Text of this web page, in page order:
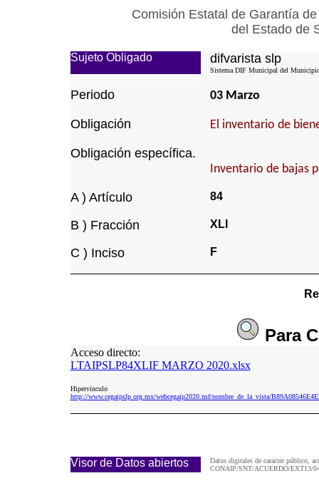
Comisión Estatal de Garantía
del Estado de
Sujeto Obligado difvarista slp
Sistema DIF Municipal del
Periodo 03 Marzo
Obligación El inventario de
Obligación específica.
Inventario de bajas
A ) Artículo 84
B ) Fracción XLI
C ) Inciso F
Para
Acceso directo:
LTAIPSLP84XLIF MARZO 2020.xlsx
Hipervinculo
http://www.cegaipslp.org.mx/webcegaip2020.nsf/nombre_de_la_vista/
Visor de Datos abiertos
Datos digitales de caracter público,
CONAIP/SNT/ACUERDO/EXT13/